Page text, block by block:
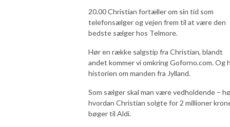
20.00 Christian fortæller om sin tid som
telefonsælger og vejen frem til at være den
bedste sælger hos Telmore.
Hør en række salgstip fra Christian, blandt
andet kommer vi omkring Goforno.com. Og
historien om manden fra Jylland.
Som sælger skal man være vedholdende –
hvordan Christian solgte for 2 millioner
bøger til Aldi.